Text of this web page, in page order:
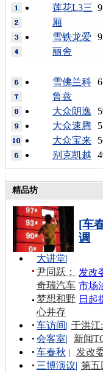
莲花L3三
厢
雪铁龙爱
丽舍
雪佛兰科
鲁兹
大众朗逸
大众速腾
大众宝来
别克凯越
精品坊
[车
调
发改
市场
日起
大讲堂|
尹同跃：
奇瑞汽车
梦想和野
心并存
车访间| 于洪江
会客室|
新闻
车春秋 |
发改
三博演议| 第五